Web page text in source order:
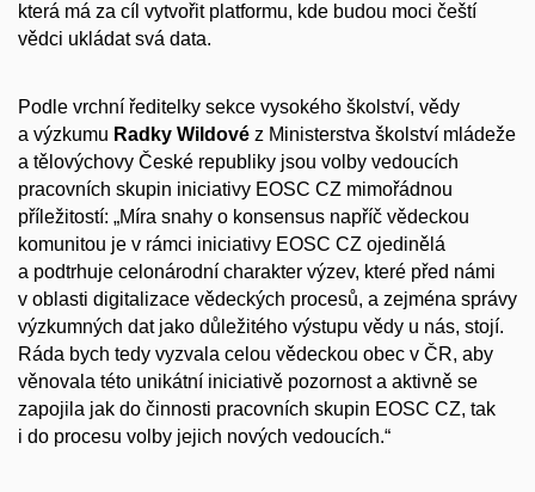
která má za cíl vytvořit platformu, kde budou moci čeští
vědci ukládat svá data.
Podle vrchní ředitelky sekce vysokého školství, vědy
a výzkumu Radky Wildové z Ministerstva školství mládeže
a tělovýchovy České republiky jsou volby vedoucích
pracovních skupin iniciativy EOSC CZ mimořádnou
příležitostí: „Míra snahy o konsensus napříč vědeckou
komunitou je v rámci iniciativy EOSC CZ ojedinělá
a podtrhuje celonárodní charakter výzev, které před námi
v oblasti digitalizace vědeckých procesů, a zejména správy
výzkumných dat jako důležitého výstupu vědy u nás, stojí.
Ráda bych tedy vyzvala celou vědeckou obec v ČR, aby
věnovala této unikátní iniciativě pozornost a aktivně se
zapojila jak do činnosti pracovních skupin EOSC CZ, tak
i do procesu volby jejich nových vedoucích.“